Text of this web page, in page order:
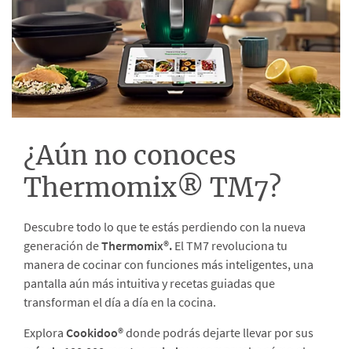
¿Aún no conoces
Thermomix® TM7?
Descubre todo lo que te estás perdiendo con la nueva
generación deThermomix®. El TM7 revoluciona tu
manera de cocinar con funciones más inteligentes, una
pantalla aún más intuitiva y recetas guiadas que
transforman el día a día en la cocina.
Explora Cookidoo®donde podrás dejarte llevar por sus